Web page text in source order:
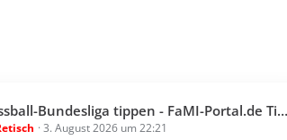
Bundesliga tippen - FaMI-Portal.de Tippspiel 2026/27
3. August 2026 um 22:21